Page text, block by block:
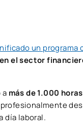
un
el sector
a más de 1.000
día laboral.